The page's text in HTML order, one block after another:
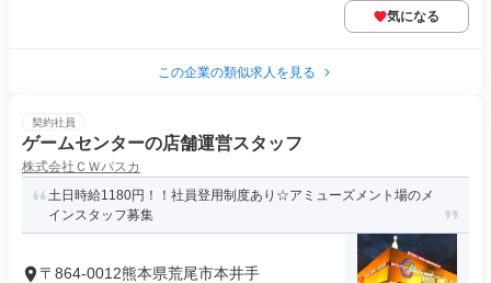
気になる
この企業の類似求人を見る
契約社員
ゲームセンターの店舗運営スタッフ
株式会社ＣＷパスカ
土日時給1180円！！社員登用制度あり☆アミューズメント場のメ
インスタッフ募集
〒864-0012熊本県荒尾市本井手